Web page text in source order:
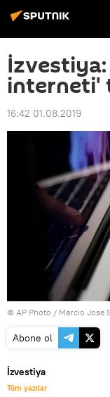
interneti'
16:42 01.08.2019
© AP Photo / Marcio Jose
Abone ol
İzvestiya
Tüm yazılar